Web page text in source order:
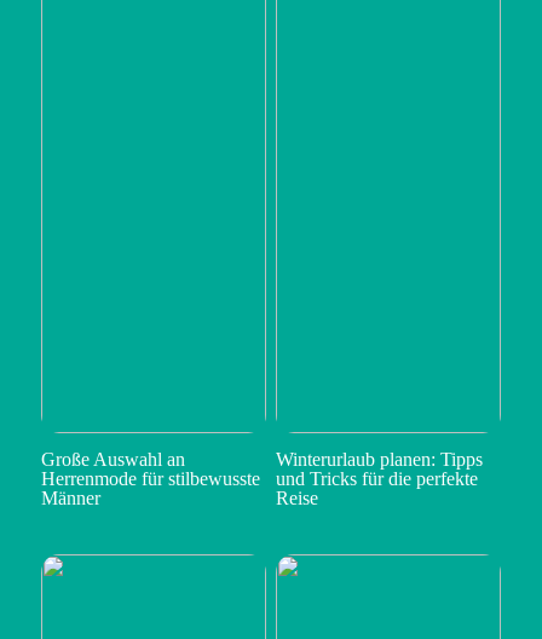
Große Auswahl an
Herrenmode für stilbewusste
Männer
Winterurlaub planen: Tipps
und Tricks für die perfekte
Reise